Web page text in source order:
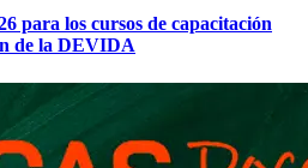
para los cursos de capacitación
de la DEVIDA